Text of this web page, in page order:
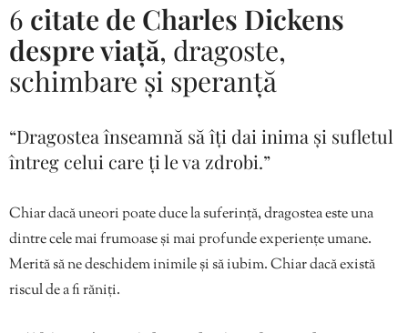
6 citate de Charles Dickens
despre viață, dragoste,
schimbare și speranță
“Dragostea înseamnă să îți dai inima și sufletul
întreg celui care ți le va zdrobi.”
Chiar dacă uneori poate duce la suferință, dragostea este una
dintre cele mai frumoase și mai profunde experiențe umane.
Merită să ne deschidem inimile și să iubim. Chiar dacă există
riscul de a fi răniți.